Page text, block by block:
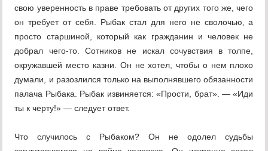
свою уверенность в праве требовать от других того же, чего
он требует от себя. Рыбак стал для него не сволочью, а
просто старшиной, который как гражданин и человек не
добрал чего-то. Сотников не искал сочувствия в толпе,
окружавшей мес­то казни. Он не хотел, чтобы о нем плохо
ду­мали, и разозлился только на выполнявшего обязанности
палача Рыбака. Рыбак извиня­ется: «Прости, брат». — «Иди
ты к черту!» — следует ответ.
Что случилось с Рыбаком? Он не одолел судьбы